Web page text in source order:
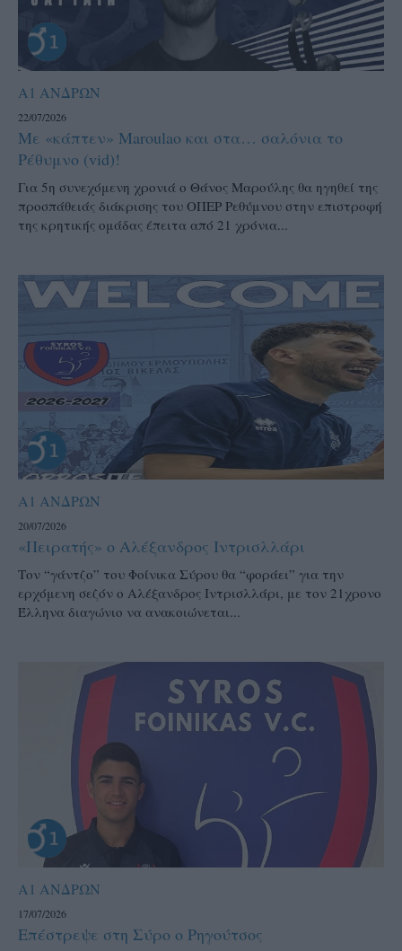
Α1 ΑΝΔΡΩΝ
22/07/2026
Με «κάπτεν» Maroulao και στα… σαλόνια το
Ρέθυμνο (vid)!
Για 5η συνεχόμενη χρονιά ο Θάνος Μαρούλης θα ηγηθεί της
προσπάθειάς διάκρισης του ΟΠΕΡ Ρεθύμνου στην επιστροφή
της κρητικής ομάδας έπειτα από 21 χρόνια...
Α1 ΑΝΔΡΩΝ
20/07/2026
«Πειρατής» ο Αλέξανδρος Ιντρισλλάρι
Τον “γάντζο” του Φοίνικα Σύρου θα “φοράει” για την
ερχόμενη σεζόν ο Αλέξανδρος Ιντρισλλάρι, με τον 21χρονο
Έλληνα διαγώνιο να ανακοιώνεται...
Α1 ΑΝΔΡΩΝ
17/07/2026
Επέστρεψε στη Σύρο ο Ρηγούτσος